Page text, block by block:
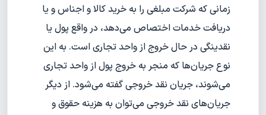
زمانی که شرکت مبلغی را به خرید کالا و اجناس و یا
دریافت خدمات اختصاص می‌دهد، در واقع پول یا
نقدینگی در حال خروج از واحد تجاری است. به این
نوع جریان‌ها که منجر به خروج پول از واحد تجاری
می‌شوند، جریان نقد خروجی گفته می‌شود. از دیگر
جریان‌های نقد خروجی می‌توان به هزینه حقوق و